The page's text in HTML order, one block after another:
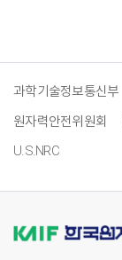
과학기술정보통신부
원자력안전위원회
U.S.NRC